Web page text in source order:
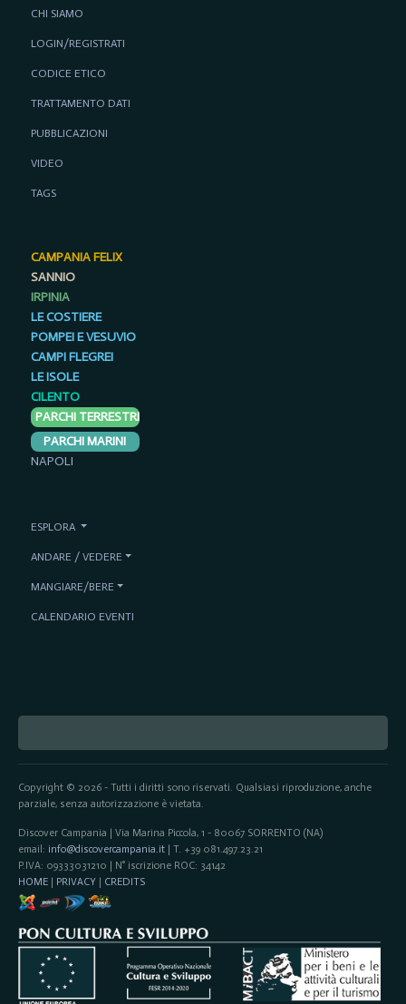
Copyright © 2026 - Tutti i diritti sono riservati. Qualsiasi riproduzione, anche
parziale, senza autorizzazione è vietata.
Discover Campania | Via Marina Piccola, 1 - 80067 SORRENTO (NA)
email: info@discovercampania.it| T. +39 081.497.23.21
P.IVA: 09333031210 | N° iscrizione ROC: 34142
HOME| PRIVACY | CREDITS
CHI SIAMO
LOGIN/REGISTRATI
CODICE ETICO
TRATTAMENTO DATI
PUBBLICAZIONI
VIDEO
TAGS
CAMPANIA FELIX
SANNIO
IRPINIA
LE COSTIERE
POMPEI E VESUVIO
CAMPI FLEGREI
LE ISOLE
CILENTO
PARCHI TERRESTRI
PARCHI MARINI
NAPOLI
ESPLORA
ANDARE / VEDERE
MANGIARE/BERE
CALENDARIO EVENTI